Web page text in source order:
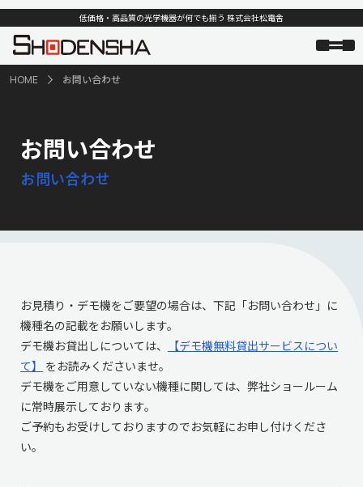
低価格・高品質の光学機器が何でも揃う 株式会社松電舎
HOME お問い合わせ
お問い合わせ
お問い合わせ
お見積り・デモ機をご要望の場合は、下記「お問い合わせ」に
機種名の記載をお願いします。
デモ機お貸出しについては、
【デモ機無料貸出サービスについ
て】
をお読みくださいませ。
デモ機をご用意していない機種に関しては、弊社ショールーム
に常時展示しております。
ご予約もお受けしておりますのでお気軽にお申し付けくださ
い。